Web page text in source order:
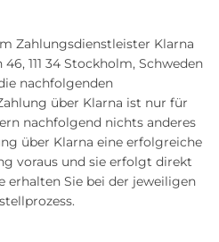
Zahlungsdienstleister Klarna
111 34 Stockholm, Schweden
nachfolgenden
über Klarna ist nur für
nachfolgend nichts anderes
über Klarna eine erfolgreiche
voraus und sie erfolgt direkt
erhalten Sie bei der jeweiligen